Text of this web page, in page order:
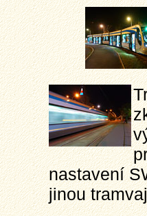
nastavení
jinou